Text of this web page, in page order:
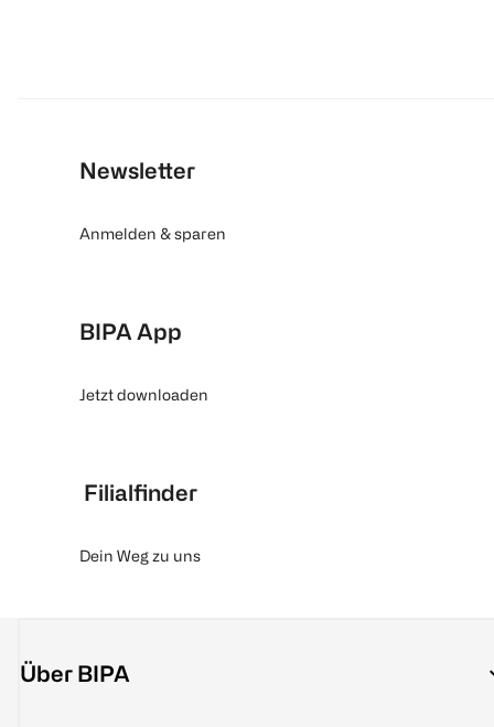
Newsletter
Anmelden & sparen
BIPA App
Jetzt downloaden
Filialfinder
Dein Weg zu uns
Über BIPA